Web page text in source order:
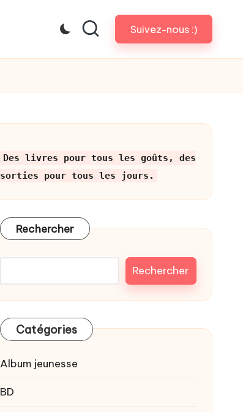
Suivez-nous :)
Des livres pour tous les goûts, des
sorties pour tous les jours.
Rechercher
Rechercher
Catégories
Album jeunesse
BD